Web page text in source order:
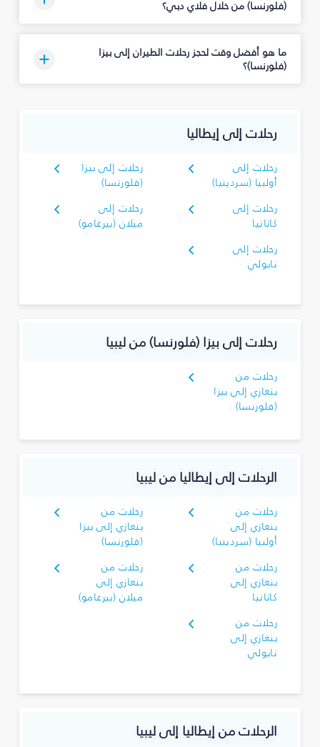
(فلورنسا) من خلال فلاي دبي؟
ما هو أفضل وقت لحجز رحلات الطيران إلى بيزا
(فلورنسا)؟
رحلات إلى إيطاليا
رحلات إلى
أولبيا (سردينيا)
رحلات إلى بيزا
(فلورنسا)
رحلات إلى
كاتانيا
رحلات إلى
ميلان (بيرغامو)
رحلات إلى
نابولي
رحلات إلى بيزا (فلورنسا) من ليبيا
رحلات من
بنغازي إلى بيزا
(فلورنسا)
الرحلات إلى إيطاليا من ليبيا
رحلات من
بنغازي إلى
أولبيا (سردينيا)
رحلات من
بنغازي إلى بيزا
(فلورنسا)
رحلات من
بنغازي إلى
كاتانيا
رحلات من
بنغازي إلى
ميلان (بيرغامو)
رحلات من
بنغازي إلى
نابولي
الرحلات من إيطاليا إلى ليبيا